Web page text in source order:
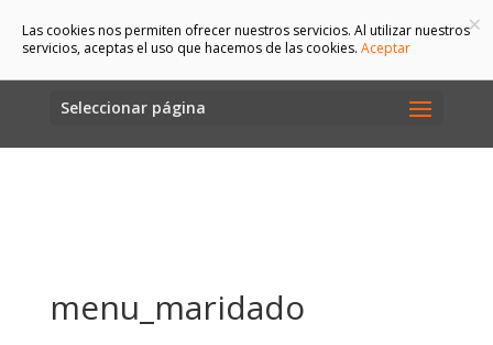
Seleccionar página
menu_maridado
×
Las cookies nos permiten ofrecer nuestros servicios. Al utilizar nuestros
servicios, aceptas el uso que hacemos de las cookies. Aceptar